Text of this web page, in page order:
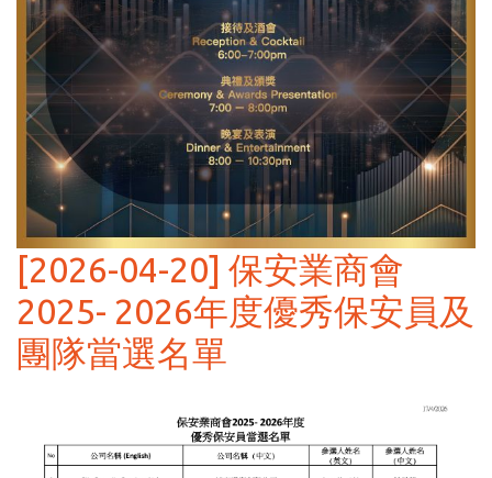
[2026-04-20] 保安業商會
2025- 2026年度優秀保安員及
團隊當選名單